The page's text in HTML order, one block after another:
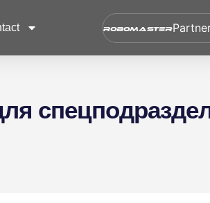
Partners Ecosystem